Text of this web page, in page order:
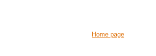
Home page